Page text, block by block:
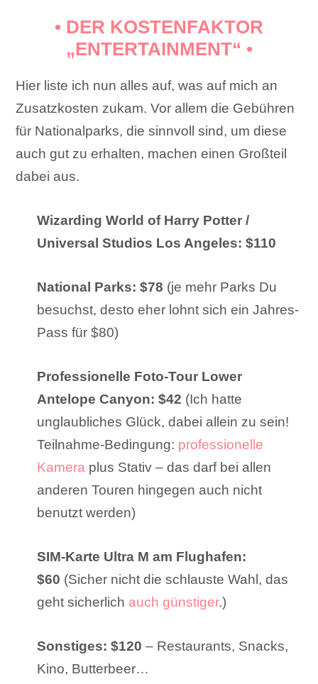
• DER KOSTENFAKTOR
„ENTERTAINMENT“ •
Hier liste ich nun alles auf, was auf mich an
Zusatzkosten zukam. Vor allem die Gebühren
für Nationalparks, die sinnvoll sind, um diese
auch gut zu erhalten, machen einen Großteil
dabei aus.
Wizarding World of Harry Potter /
Universal Studios Los Angeles: $110
National Parks: $78 (je mehr Parks Du
besuchst, desto eher lohnt sich ein Jahres-
Pass für $80)
Professionelle Foto-Tour Lower
Antelope Canyon: $42 (Ich hatte
unglaubliches Glück, dabei allein zu sein!
Teilnahme-Bedingung: professionelle
Kamera plus Stativ – das darf bei allen
anderen Touren hingegen auch nicht
benutzt werden)
SIM-Karte Ultra M am Flughafen:
$60 (Sicher nicht die schlauste Wahl, das
geht sicherlich auch günstiger.)
Sonstiges: $120 – Restaurants, Snacks,
Kino, Butterbeer…